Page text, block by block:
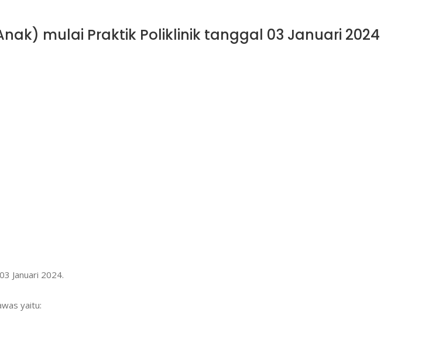
mulai Praktik Poliklinik tanggal 03 Januari 2024
Januari 2024.
yaitu: